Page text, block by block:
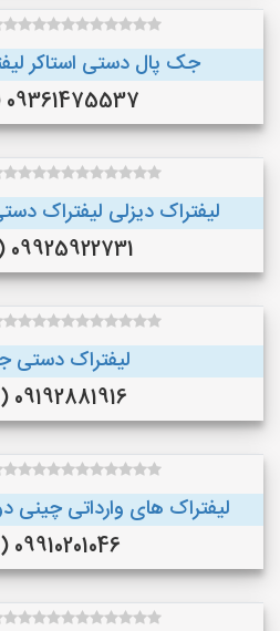
جک پال دستی استاکر
09361475537 (اصفهان)
لیفتراک دیزلی لیفتراک
09925922731 (اصفهان)
لیفتراک دستی
09192881916 (اردبیل )
لیفتراک های وارداتی چینی
09910201046 (ارومیه)